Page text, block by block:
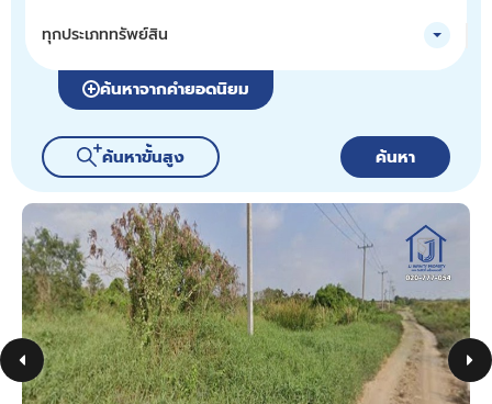
ทุกประเภททรัพย์สิน
ค้นหาจากคำยอดนิยม
ค้นหาขั้นสูง ค้นหา